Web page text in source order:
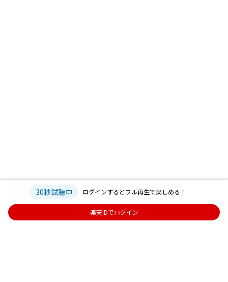
30秒試聴中 ログインするとフル再生で楽しめる！
楽天IDでログイン